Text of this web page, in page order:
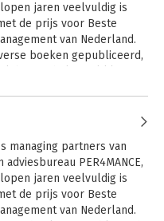
klaar mee
jaren veelvuldig is
de prijs voor Beste
van Nederland.
boeken gepubliceerd,
managing partners van
PER4MANCE,
jaren veelvuldig is
de prijs voor Beste
van Nederland.